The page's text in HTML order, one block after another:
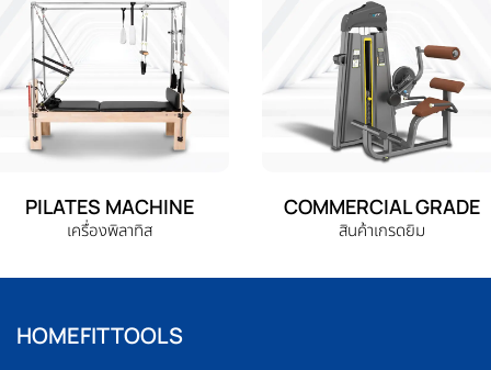
PILATES MACHINE
เครื่องพิลาทิส
COMMERCIAL GRADE
สินค้าเกรดยิม
HOMEFITTOOLS